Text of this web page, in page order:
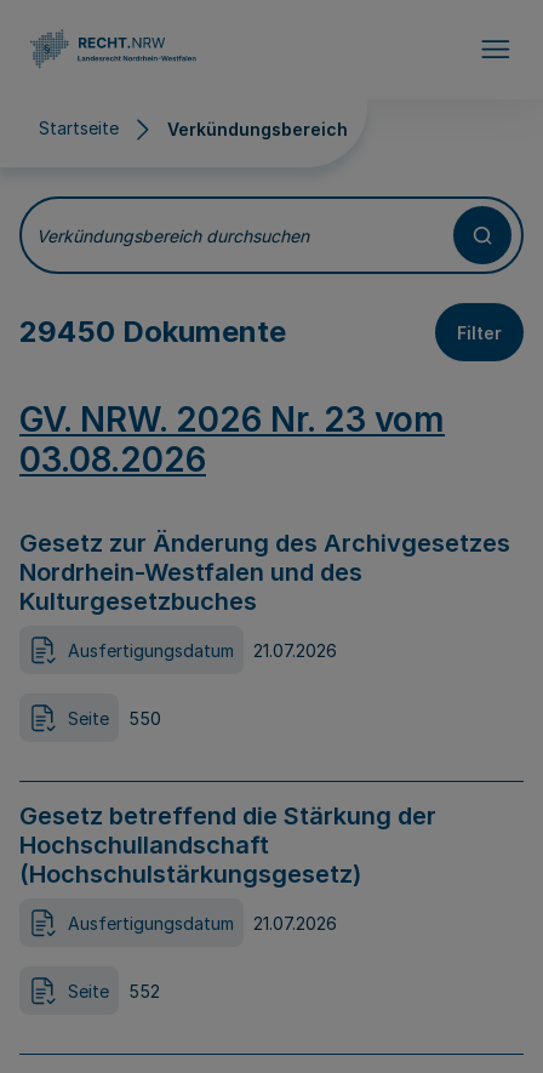
Startseite Verkündungsbereich
Verkündungsbereich
Verkündungsbereich durchsuchen
29450 Dokumente Filter
GV. NRW. 2026 Nr. 23 vom
03.08.2026
Gesetz zur Änderung des Archivgesetzes
Nordrhein-Westfalen und des
Kulturgesetzbuches
Ausfertigungsdatum 21.07.2026
Seite 550
Gesetz betreffend die Stärkung der
Hochschullandschaft
(Hochschulstärkungsgesetz)
Ausfertigungsdatum 21.07.2026
Seite 552